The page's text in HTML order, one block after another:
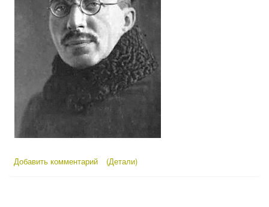
Добавить комментарий (Детали)